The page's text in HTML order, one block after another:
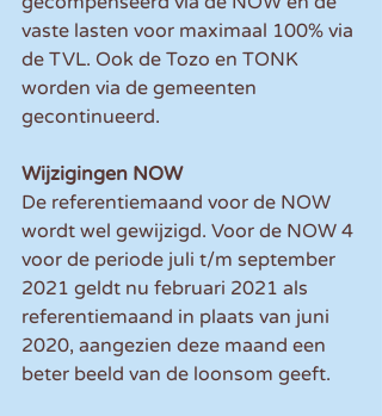
vaste lasten voor maximaal 100% via
de TVL. Ook de Tozo en TONK
worden via de gemeenten
gecontinueerd.
Wijzigingen NOW
De referentiemaand voor de NOW
wordt wel gewijzigd. Voor de NOW 4
voor de periode juli t/m september
2021 geldt nu februari 2021 als
referentiemaand in plaats van juni
2020, aangezien deze maand een
beter beeld van de loonsom geeft.